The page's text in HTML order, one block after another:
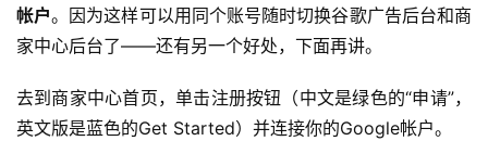
帐户。因为这样可以用同个账号随时切换谷歌广告后台和商
家中心后台了——还有另一个好处，下面再讲。
去到商家中心首页，单击注册按钮（中文是绿色的“申请”，
英文版是蓝色的Get Started）并连接你的Google帐户。